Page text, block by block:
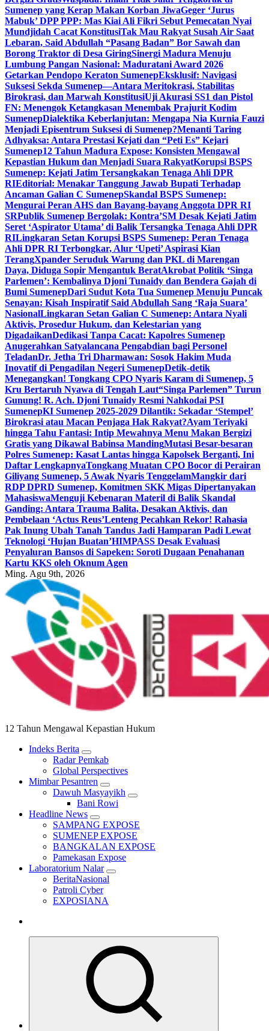
Sumenep yang Kerap Makan Korban JiwaGeger ‘Jurus
Mabuk’ DPP PPP: Mas Kiai Ali Fikri Sebut Pemecatan Nyai
Mundjidah Cacat KonstitusiTak Mau Rakyat Susah Air Saat
Lebaran, Said Abdullah “Pasang Badan” Bor Sawah dan
Borong Traktor di Desa GiringSinergi Madura Menuju
Lumbung Pangan Nasional: Maduratani Award 2026
Getarkan Pendopo Keraton SumenepEksklusif: Navigasi
Suksesi Sekda Sumenep—Antara Meritokrasi, Stabilitas
Birokrasi, dan Marwah KonstitusiUji Akurasi SS1 dan Pistol
FN: Menengok Ketangkasan Menembak Prajurit Kodim
SumenepDialektika Keberlanjutan: Mengapa Nia Kurnia Fauzi
Menjadi Episentrum Suksesi di Sumenep?Menanti Taring
Adhyaksa: Antara Prestasi Kejati dan “Peti Es” Kejari
Sumenep12 Tahun Madura Expose: Konsisten Mengawal
Kepastian Hukum dan Menjadi Suara RakyatKorupsi BSPS
Sumenep: Kejati Jatim Tersangkakan Tenaga Ahli DPR
RIEditorial: Menakar Tanggung Jawab Bupati Terhadap
Ancaman Galian C SumenepSkandal BSPS Sumenep:
Mengurai Peran AHS dan Bayang-bayang Anggota DPR RI
SRPublik Sumenep Bergolak: Kontra’SM Desak Kejati Jatim
Seret ‘Aspirator Utama’ di Balik Tersangka Tenaga Ahli DPR
RILingkaran Setan Korupsi BSPS Sumenep: Peran Tenaga
Ahli DPR RI Terbongkar, Alur ‘Upeti’ Aspirasi Kian
TerangXpander Seruduk Warung dan PKL di Marengan
Daya, Diduga Sopir Mengantuk BeratAkrobat Politik ‘Singa
Parlemen’: Kembalinya Djoni Tunaidy dan Bendera Gajah di
Bumi SumenepDari Sudut Kota Tua Sumenep Menuju Puncak
Senayan: Kisah Inspiratif Said Abdullah Sang ‘Raja Suara’
NasionalLingkaran Setan Galian C Sumenep: Antara Nyali
Aktivis, Prosedur Hukum, dan Kelestarian yang
DigadaikanDedikasi Tanpa Cacat: Kapolres Sumenep
Anugerahkan Satyalancana Pengabdian bagi Personel
TeladanDr. Jetha Tri Dharmawan: Sosok Hakim Muda
Inovatif di Pengadilan Negeri SumenepDetik-detik
Menegangkan! Tongkang CPO Nyaris Karam di Sumenep, 5
Kru Bertaruh Nyawa di Tengah Laut“Singa Parlemen” Turun
Gunung! R. Ach. Djoni Tunaidy Resmi Nahkodai PSI
SumenepKI Sumenep 2025-2029 Dilantik: Sekadar ‘Stempel’
Birokrasi atau Macan Penjaga Hak Rakyat?Ayam Teriyaki
hingga Tahu Fantasi: Intip Mewahnya Menu Makan Bergizi
Gratis yang Dikawal Babinsa MandingMutasi Besar-besaran
Polres Sumenep: Kasat Lantas hingga Kapolsek Berganti, Ini
Daftar LengkapnyaTongkang Muatan CPO Bocor di Perairan
Giliyang Sumenep, 5 Awak Nyaris TenggelamMangkir dari
RDP DPRD Sumenep, Komitmen SKK Migas Dipertanyakan
MahasiswaMenguji Kebenaran Materil di Balik Skandal
Ganding: Antara Trauma Balita, Desakan Aktivis, dan
Pembelaan ‘Actus Reus’Lenteng Pecahkan Rekor! Rahasia
Pak Inung Ubah Tanah Tandus Jadi Hamparan Padi Lewat
Teknologi ‘Hujan Buatan’HIMPASS Desak Evaluasi
Penyaluran Bansos di Sapeken: Soroti Dugaan Penahanan
Kartu KKS oleh Oknum Agen
Ming. Agu 9th, 2026
12 Tahun Mengawal Kepastian Hukum
Indeks Berita
Radar Pemkab
Global Perspectives
Mimbar Pesantren
Dawuh Masyayikh
Bani Rowi
Headline News
SAMPANG EXPOSE
SUMENEP EXPOSE
BANGKALAN EXPOSE
Pamekasan Expose
Laboratorium Nalar
BeritaNasional
Patroli Cyber
EXPOSIANA